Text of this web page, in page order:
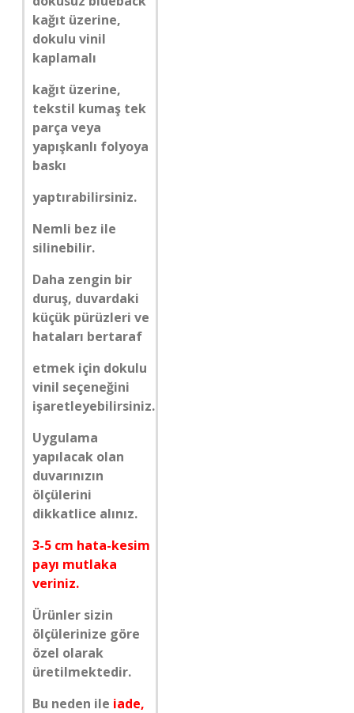
kağıt üzerine,
dokulu vinil
kaplamalı
kağıt üzerine,
tekstil kumaş tek
parça veya
yapışkanlı folyoya
baskı
yaptırabilirsiniz.
Nemli bez ile
silinebilir.
Daha zengin bir
duruş, duvardaki
küçük pürüzleri ve
hataları bertaraf
etmek için dokulu
vinil seçeneğini
işaretleyebilirsiniz.
Uygulama
yapılacak olan
duvarınızın
ölçülerini
dikkatlice alınız.
3-5 cm hata-kesim
payı mutlaka
veriniz.
Ürünler sizin
ölçülerinize göre
özel olarak
üretilmektedir.
Bu neden ile iade,